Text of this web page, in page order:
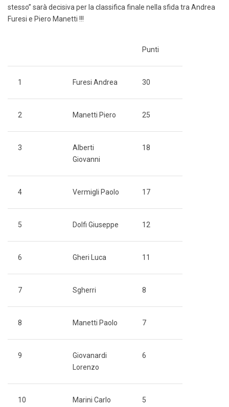
stesso” sarà decisiva per la classifica finale nella sfida tra Andrea
Furesi e Piero Manetti !!!
Punti
1 Furesi Andrea 30
2 Manetti Piero 25
3
Alberti
Giovanni
18
4 Vermigli Paolo 17
5 Dolfi Giuseppe 12
6 Gheri Luca 11
7 Sgherri 8
8 Manetti Paolo 7
9
Giovanardi
Lorenzo
6
10
Marini Carlo
5